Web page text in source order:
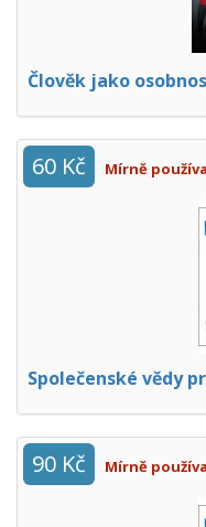
Člověk jako
60 Kč Mírně
Společenské vědy
90 Kč Mírně